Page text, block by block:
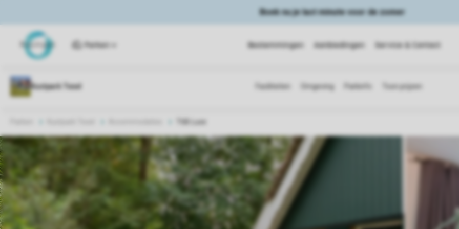
Boek nu je last minute voor de zomer
Parken Bestemmingen Aanbiedingen Service & Contact
T6B Luxe